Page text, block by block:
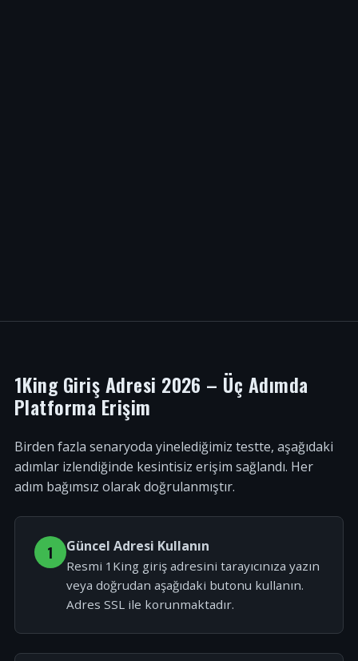
1King Giriş Adresi 2026 – Üç Adımda
Platforma Erişim
Birden fazla senaryoda yinelediğimiz testte, aşağıdaki
adımlar izlendiğinde kesintisiz erişim sağlandı. Her
adım bağımsız olarak doğrulanmıştır.
1 Güncel Adresi Kullanın
Resmi 1King giriş adresini tarayıcınıza yazın
veya doğrudan aşağıdaki butonu kullanın.
Adres SSL ile korunmaktadır.